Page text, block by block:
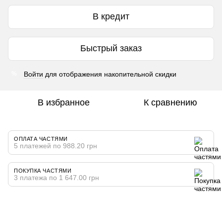
В кредит
Быстрый заказ
Войти для отображения накопительной скидки
В избранное К сравнению
ОПЛАТА ЧАСТЯМИ
5 платежей по 988.20 грн
ПОКУПКА ЧАСТЯМИ
3 платежа по 1 647.00 грн